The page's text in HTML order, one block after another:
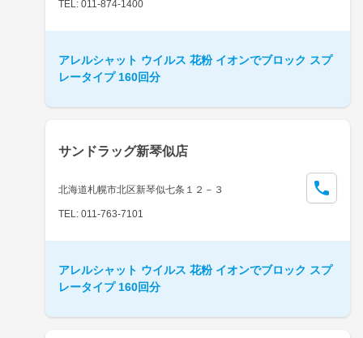
TEL: 011-874-1400
アレルシャット ウイルス 花粉 イオンでブロック スプ
レータイプ 160回分
サンドラッグ新琴似店
北海道札幌市北区新琴似七条１２－３
TEL: 011-763-7101
アレルシャット ウイルス 花粉 イオンでブロック スプ
レータイプ 160回分